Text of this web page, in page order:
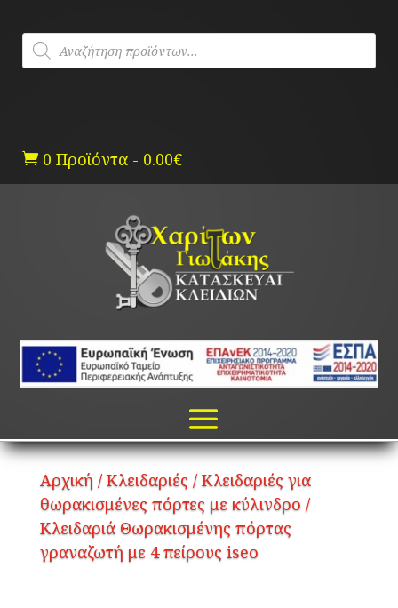
content
Products
search
 0 Προϊόντα - 0.00€
Αρχική / Κλειδαριές / Κλειδαριές για
θωρακισμένες πόρτες με κύλινδρο /
Κλειδαριά Θωρακισμένης πόρτας
γραναζωτή με 4 πείρους iseo